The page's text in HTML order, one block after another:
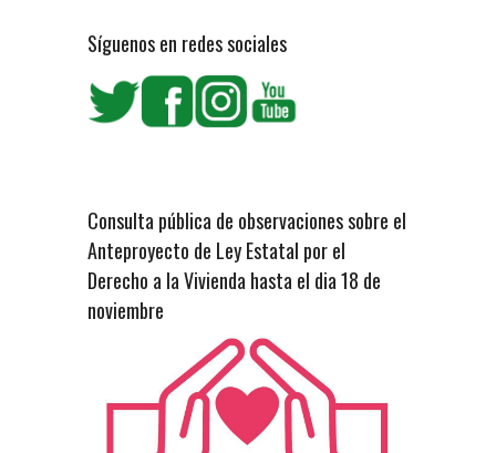
Síguenos en redes sociales
Consulta pública de observaciones sobre el
Anteproyecto de Ley Estatal por el
Derecho a la Vivienda hasta el dia 18 de
noviembre